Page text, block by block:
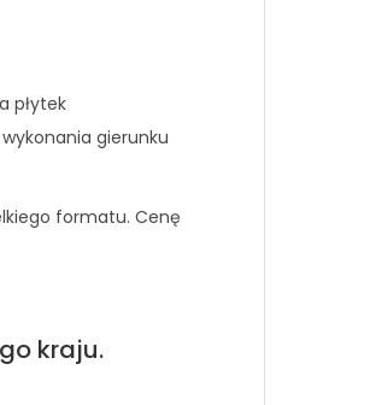
płytek
gierunku
formatu. Cenę
kraju.